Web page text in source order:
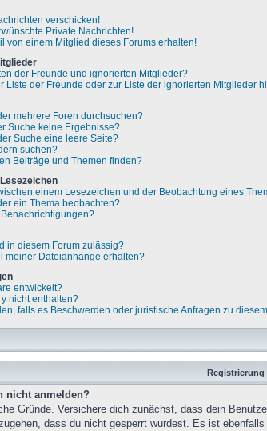
verschicken!
Private Nachrichten!
von einem Mitglied dieses Forums erhalten!
der Freunde und ignorierten Mitglieder?
Liste der Freunde oder zur Liste der ignorierten Mitglieder
mehrere Foren durchsuchen?
Suche keine Ergebnisse?
Suche eine leere Seite?
suchen?
Beiträge und Themen finden?
einem Lesezeichen und der Beobachtung eines
ein Thema beobachten?
in diesem Forum zulässig?
meiner Dateianhänge erhalten?
entwickelt?
nicht enthalten?
falls es Beschwerden oder juristische Anfragen zu
nicht anmelden?
Gründe. Versichere dich zunächst, dass dein
dass du nicht gesperrt wurdest. Es ist